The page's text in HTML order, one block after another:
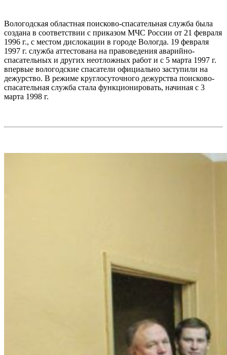
Вологодская областная поисково-спасательная служба была
создана в соответствии с приказом МЧС России от 21 февраля
1996 г., с местом дислокации в городе Вологда. 19 февраля
1997 г. служба аттестована на правоведения аварийно-
спасательных и других неотложных работ и с 5 марта 1997 г.
впервые вологодские спасатели официально заступили на
дежурство. В режиме круглосуточного дежурства поисково-
спасательная служба стала функционировать, начиная с 3
марта 1998 г.